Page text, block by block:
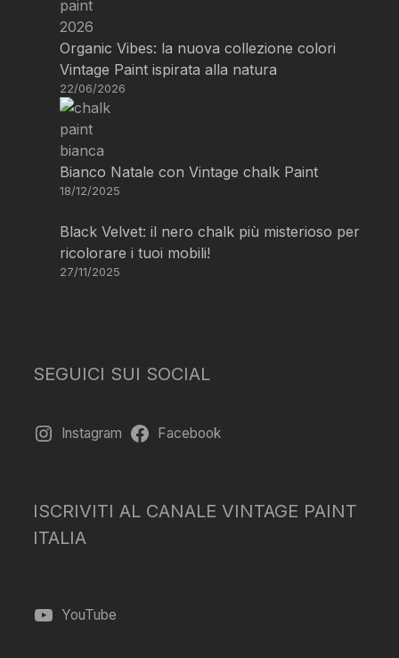
Organic Vibes: la nuova collezione colori
Vintage Paint ispirata alla natura
22/06/2026
Bianco Natale con Vintage chalk Paint
18/12/2025
Black Velvet: il nero chalk più misterioso per
ricolorare i tuoi mobili!
27/11/2025
SEGUICI SUI SOCIAL
Instagram Facebook
ISCRIVITI AL CANALE VINTAGE PAINT
ITALIA
YouTube